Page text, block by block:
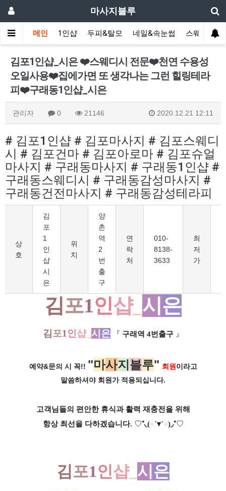
마사지블루
메인 1인샵 두피&탈모 네일&속눈썹 스웨디시(
김포1인샵_시은 ❤️스웨디시 전문❤️천연 수용성
오일사용❤️집에가면 또 생각나는 그런 힐링테라
피❤️구래동1인샵_시은
관리자 0 21146 2020.12.21 12:11
# 김포1인샵 # 김포마사지 # 김포스웨디
시 # 김포건마 # 김포아로마 # 김포슈얼
마사지 # 구래동마사지 # 구래동1인샵 #
구래동스웨디시 # 구래동감성마사지 #
구래동건전마사지 # 구래동감성테라피
상
호
김
포
1
인
샵
시
은
위
치
양
촌
역
2
번
출
구
연
락
처
010-
8138-
3633
최
저
가
김포1인샵_ 시 은
김 포1 인샵_ 시 은 『 구래역 4번출구 』
예약&문의 시 꼭!! "마사지 블루" 회원 이라고
말씀하셔야 회원가 적용되십니다.
고객님들의 편안한 휴식과 활력 재충전을 위해
항상 최선을 다하겠습니다. ♡⁺◟(●˙▾˙●)◞⁺♡
김포1인샵_ 시 은